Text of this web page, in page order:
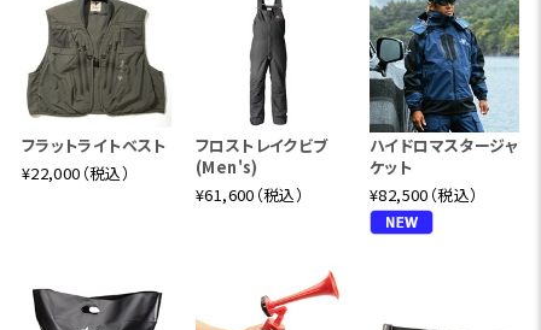
フラットライトベスト
¥22,000（税込）
フロストレイクビブ
(Men's)
¥61,600（税込）
ハイドロマスタージャ
ケット
¥82,500（税込）